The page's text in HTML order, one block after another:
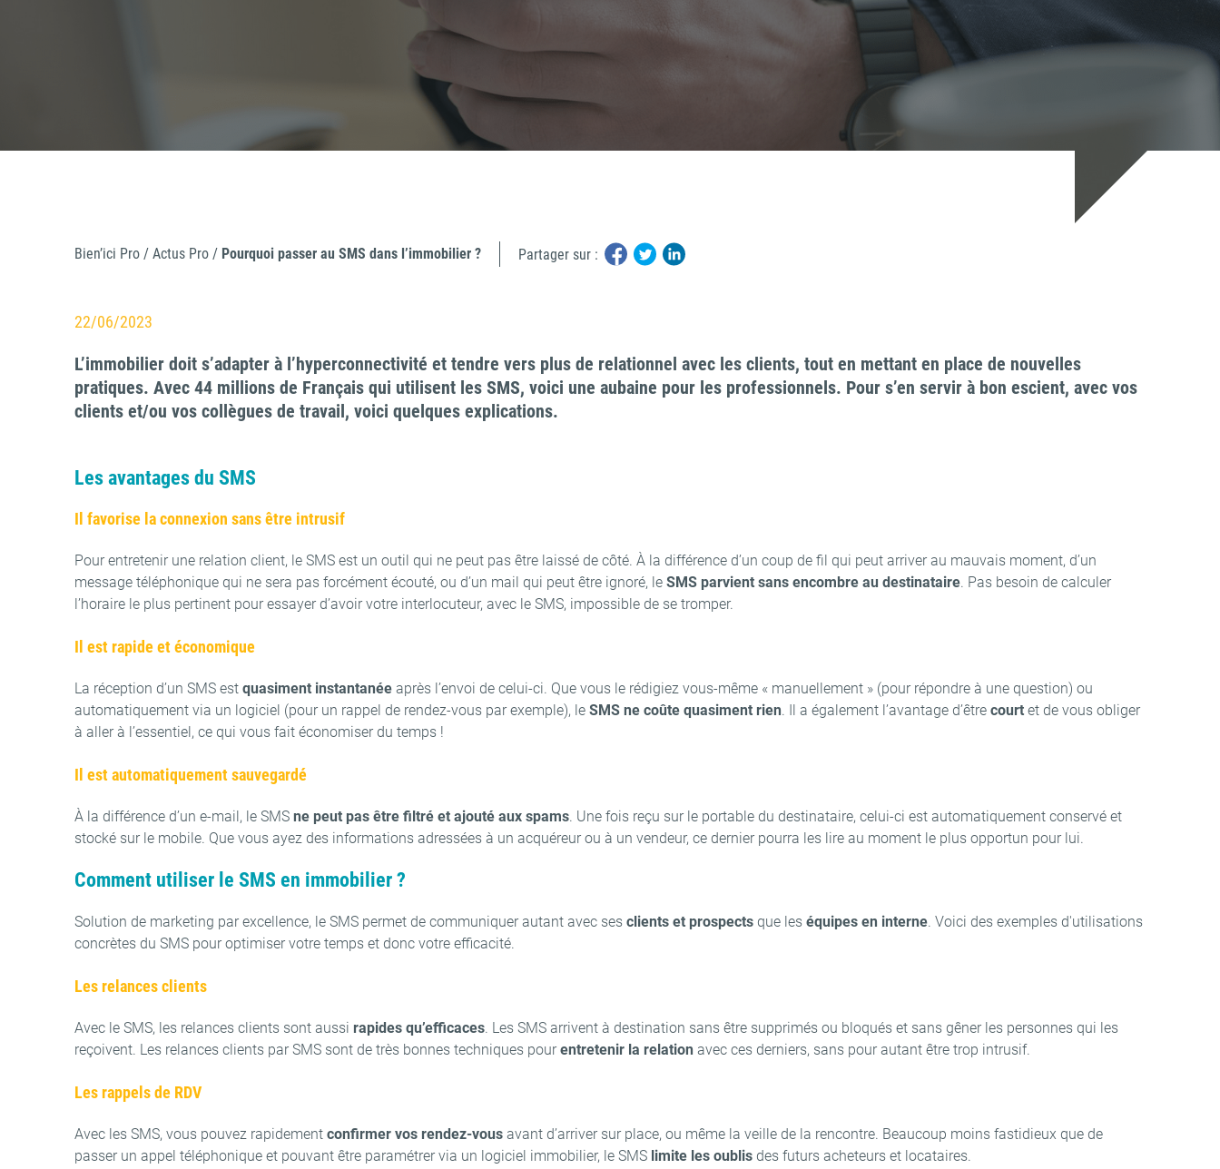
individuelles
Bien’ici Pro / Actus Pro / Pourquoi passer au SMS dans l’immobilier ? Partager sur :
22/06/2023
L’immobilier doit s’adapter à l’hyperconnectivité et tendre vers plus de relationnel avec les clients, tout en mettant en place de nouvelles
pratiques. Avec 44 millions de Français qui utilisent les SMS, voici une aubaine pour les professionnels. Pour s’en servir à bon escient, avec vos
clients et/ou vos collègues de travail, voici quelques explications.
Les avantages du SMS
Il favorise la connexion sans être intrusif
Pour entretenir une relation client, le SMS est un outil qui ne peut pas être laissé de côté. À la différence d’un coup de fil qui peut arriver au mauvais moment, d’un
message téléphonique qui ne sera pas forcément écouté, ou d’un mail qui peut être ignoré, le SMS parvient sans encombre au destinataire. Pas besoin de calculer
l’horaire le plus pertinent pour essayer d’avoir votre interlocuteur, avec le SMS, impossible de se tromper.
Il est rapide et économique
La réception d’un SMS est quasiment instantanée après l’envoi de celui-ci. Que vous le rédigiez vous-même « manuellement » (pour répondre à une question) ou
automatiquement via un logiciel (pour un rappel de rendez-vous par exemple), le SMS ne coûte quasiment rien. Il a également l’avantage d’être court et de vous obliger
à aller à l’essentiel, ce qui vous fait économiser du temps !
Il est automatiquement sauvegardé
À la différence d’un e-mail, le SMS ne peut pas être filtré et ajouté aux spams. Une fois reçu sur le portable du destinataire, celui-ci est automatiquement conservé et
stocké sur le mobile. Que vous ayez des informations adressées à un acquéreur ou à un vendeur, ce dernier pourra les lire au moment le plus opportun pour lui.
Comment utiliser le SMS en immobilier ?
Solution de marketing par excellence, le SMS permet de communiquer autant avec ses clients et prospects que les équipes en interne. Voici des exemples d'utilisations
concrètes du SMS pour optimiser votre temps et donc votre efficacité.
Les relances clients
Avec le SMS, les relances clients sont aussi rapides qu’efficaces. Les SMS arrivent à destination sans être supprimés ou bloqués et sans gêner les personnes qui les
reçoivent. Les relances clients par SMS sont de très bonnes techniques pour entretenir la relation avec ces derniers, sans pour autant être trop intrusif.
Les rappels de RDV
Avec les SMS, vous pouvez rapidement confirmer vos rendez-vous avant d’arriver sur place, ou même la veille de la rencontre. Beaucoup moins fastidieux que de
passer un appel téléphonique et pouvant être paramétrer via un logiciel immobilier, le SMS limite les oublis des futurs acheteurs et locataires.